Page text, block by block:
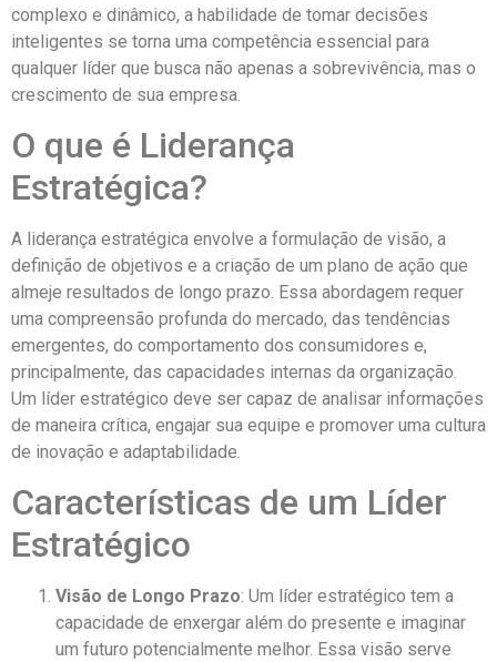
complexo e dinâmico, a habilidade de tomar decisões
inteligentes se torna uma competência essencial para
qualquer líder que busca não apenas a sobrevivência, mas o
crescimento de sua empresa.
O que é Liderança
Estratégica?
A liderança estratégica envolve a formulação de visão, a
definição de objetivos e a criação de um plano de ação que
almeje resultados de longo prazo. Essa abordagem requer
uma compreensão profunda do mercado, das tendências
emergentes, do comportamento dos consumidores e,
principalmente, das capacidades internas da organização.
Um líder estratégico deve ser capaz de analisar informações
de maneira crítica, engajar sua equipe e promover uma cultura
de inovação e adaptabilidade.
Características de um Líder
Estratégico
Visão de Longo Prazo: Um líder estratégico tem a
capacidade de enxergar além do presente e imaginar
um futuro potencialmente melhor. Essa visão serve